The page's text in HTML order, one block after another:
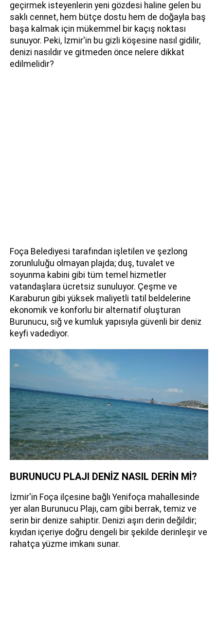
geçirmek isteyenlerin yeni gözdesi haline gelen bu
saklı cennet, hem bütçe dostu hem de doğayla baş
başa kalmak için mükemmel bir kaçış noktası
sunuyor. Peki, İzmir'in bu gizli köşesine nasıl gidilir,
denizi nasıldır ve gitmeden önce nelere dikkat
edilmelidir?
Foça Belediyesi tarafından işletilen ve şezlong
zorunluluğu olmayan plajda; duş, tuvalet ve
soyunma kabini gibi tüm temel hizmetler
vatandaşlara ücretsiz sunuluyor. Çeşme ve
Karaburun gibi yüksek maliyetli tatil beldelerine
ekonomik ve konforlu bir alternatif oluşturan
Burunucu, sığ ve kumluk yapısıyla güvenli bir deniz
keyfi vadediyor.
BURUNUCU PLAJI DENİZ NASIL DERİN Mİ?
İzmir'in Foça ilçesine bağlı Yenifoça mahallesinde
yer alan Burunucu Plajı, cam gibi berrak, temiz ve
serin bir denize sahiptir. Denizi aşırı derin değildir;
kıyıdan içeriye doğru dengeli bir şekilde derinleşir ve
rahatça yüzme imkanı sunar.